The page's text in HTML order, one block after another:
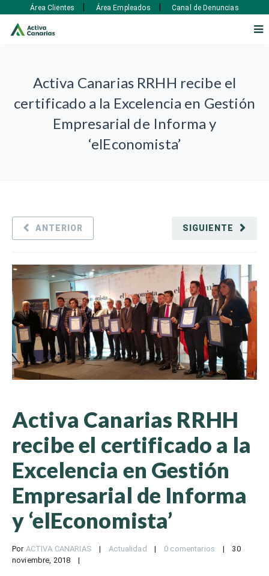
Activa Canarias RRHH recibe el
certificado a la Excelencia en Gestión
Empresarial de Informa y
‘elEconomista’
SIGUIENTE
ANTERIOR
Activa Canarias RRHH
recibe el certificado a la
Excelencia en Gestión
Empresarial de Informa
y ‘elEconomista’
Por ACTIVA CANARIAS | Actualidad | 0 comentarios |
30
noviembre, 2018 |
Área Clientes | Área Empleados | Canal de Denuncias